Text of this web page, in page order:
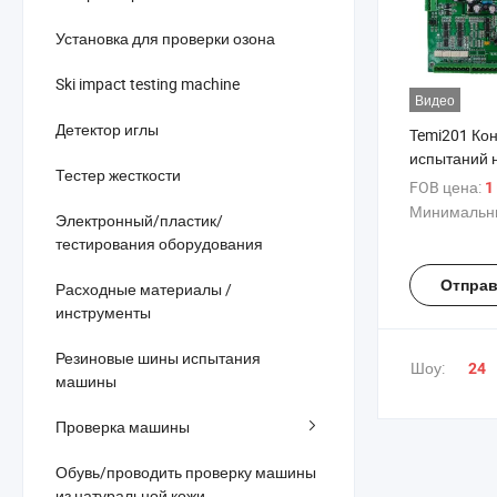
Установка для проверки озона
Ski impact testing machine
Детектор иглы
Тестер жесткости
Электронный/пластик/
тестирования оборудования
Расходные материалы /
инструменты
Резиновые шины испытания
машины
Проверка машины
Обувь/проводить проверку машины
Видео
Temi201
испытаний
для
FOB цена: 1
Шоу: 24